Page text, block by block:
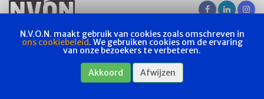
Vakvereniging Actueel Les & examen Bladen Contact
N.V.O.N. maakt gebruik van cookies zoals omschreven in
ons cookiebeleid. We gebruiken cookies om de ervaring
van onze bezoekers te verbeteren.
Akkoord Afwijzen